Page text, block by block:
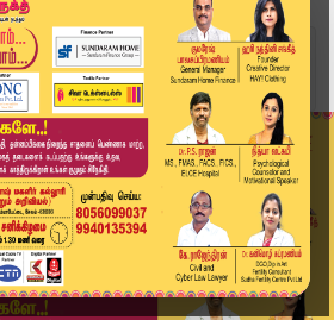
AM Headlines | 02 APR 2026 |...